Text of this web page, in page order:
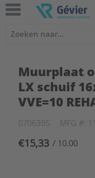
Muurplaat
LX schuif
VVE=10
0706395 MFG #:
€15,33 / 10.00